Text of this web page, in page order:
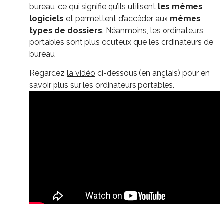
bureau, ce qui signifie qu’ils utilisent les mêmes
logiciels et permettent d’accéder aux mêmes
types de dossiers. Néanmoins, les ordinateurs
portables sont plus couteux que les ordinateurs de
bureau.
Regardez la vidéo ci-dessous (en anglais) pour en
savoir plus sur les ordinateurs portables.